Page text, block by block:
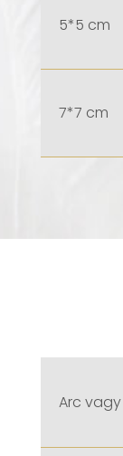
5*5 cm
7*7 cm
Arc